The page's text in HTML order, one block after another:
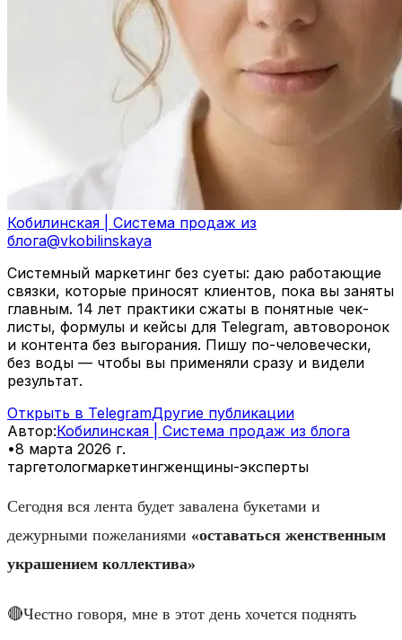
Кобилинская | Система продаж из
блога@vkobilinskaya
Системный маркетинг без суеты: даю работающие
связки, которые приносят клиентов, пока вы заняты
главным. 14 лет практики сжаты в понятные чек-
листы, формулы и кейсы для Telegram, автоворонок
и контента без выгорания. Пишу по-человечески,
без воды — чтобы вы применяли сразу и видели
результат.
Открыть в TelegramДругие публикации
Автор:Кобилинская | Система продаж из блога
•8 марта 2026 г.
таргетологмаркетингженщины-эксперты
Сегодня вся лента будет завалена букетами и
дежурными пожеланиями «оставаться женственным
украшением коллектива»
🔴Честно говоря, мне в этот день хочется поднять